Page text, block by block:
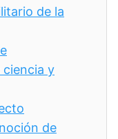
de la
y
de